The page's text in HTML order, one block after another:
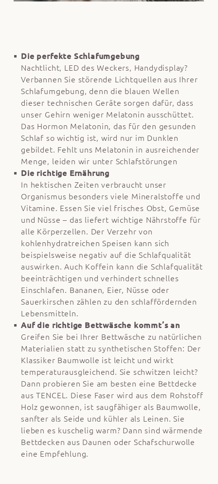
Die perfekte Schlafumgebung
Nachtlicht, LED des Weckers, Handydisplay?
Verbannen Sie störende Lichtquellen aus Ihrer
Schlafumgebung, denn die blauen Wellen
dieser technischen Geräte sorgen dafür, dass
unser Gehirn weniger Melatonin ausschüttet.
Das Hormon Melatonin, das für den gesunden
Schlaf so wichtig ist, wird nur im Dunklen
gebildet. Fehlt uns Melatonin in ausreichender
Menge, leiden wir unter Schlafstörungen
Die richtige Ernährung
In hektischen Zeiten verbraucht unser
Organismus besonders viele Mineralstoffe und
Vitamine. Essen Sie viel frisches Obst, Gemüse
und Nüsse – das liefert wichtige Nährstoffe für
alle Körperzellen. Der Verzehr von
kohlenhydratreichen Speisen kann sich
beispielsweise negativ auf die Schlafqualität
auswirken. Auch Koffein kann die Schlafqualität
beeinträchtigen und verhindert schnelles
Einschlafen. Bananen, Eier, Nüsse oder
Sauerkirschen zählen zu den schlaffördernden
Lebensmitteln.
Auf die richtige Bettwäsche kommt’s an
Greifen Sie bei Ihrer Bettwäsche zu natürlichen
Materialien statt zu synthetischen Stoffen: Der
Klassiker Baumwolle ist leicht und wirkt
temperaturausgleichend. Sie schwitzen leicht?
Dann probieren Sie am besten eine Bettdecke
aus TENCEL. Diese Faser wird aus dem Rohstoff
Holz gewonnen, ist saugfähiger als Baumwolle,
sanfter als Seide und kühler als Leinen. Sie
lieben es kuschelig warm? Dann sind wärmende
Bettdecken aus Daunen oder Schafschurwolle
eine Empfehlung.